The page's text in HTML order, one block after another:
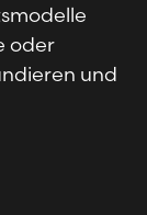
oder
und